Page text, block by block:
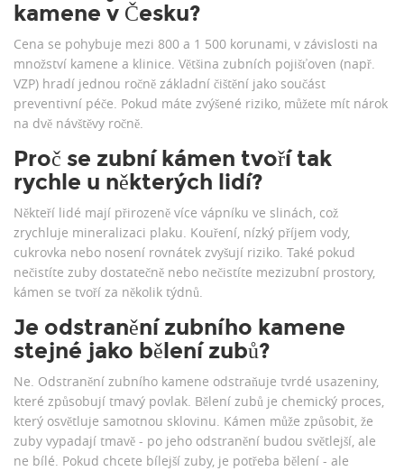
kamene v Česku?
Cena se pohybuje mezi 800 a 1 500 korunami, v závislosti na
množství kamene a klinice. Většina zubních pojišťoven (např.
VZP) hradí jednou ročně základní čištění jako součást
preventivní péče. Pokud máte zvýšené riziko, můžete mít nárok
na dvě návštěvy ročně.
Proč se zubní kámen tvoří tak
rychle u některých lidí?
Někteří lidé mají přirozeně více vápníku ve slinách, což
zrychluje mineralizaci plaku. Kouření, nízký příjem vody,
cukrovka nebo nosení rovnátek zvyšují riziko. Také pokud
nečistíte zuby dostatečně nebo nečistíte mezizubní prostory,
kámen se tvoří za několik týdnů.
Je odstranění zubního kamene
stejné jako bělení zubů?
Ne. Odstranění zubního kamene odstraňuje tvrdé usazeniny,
které způsobují tmavý povlak. Bělení zubů je chemický proces,
který osvětluje samotnou sklovinu. Kámen může způsobit, že
zuby vypadají tmavě - po jeho odstranění budou světlejší, ale
ne bílé. Pokud chcete bílejší zuby, je potřeba bělení - ale